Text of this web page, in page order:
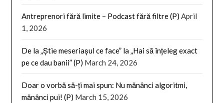
Antreprenori fără limite – Podcast fără filtre (P) April
1, 2026
De la „Știe meseriașul ce face” la „Hai să înțeleg exact
pe ce dau banii” (P) March 24, 2026
Doar o vorbă să-ți mai spun: Nu mănânci algoritmi,
mănânci pui! (P) March 15, 2026